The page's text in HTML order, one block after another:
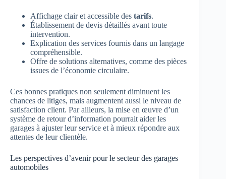
Affichage clair et accessible des tarifs.
Établissement de devis détaillés avant toute
intervention.
Explication des services fournis dans un langage
compréhensible.
Offre de solutions alternatives, comme des pièces
issues de l’économie circulaire.
Ces bonnes pratiques non seulement diminuent les
chances de litiges, mais augmentent aussi le niveau de
satisfaction client. Par ailleurs, la mise en œuvre d’un
système de retour d’information pourrait aider les
garages à ajuster leur service et à mieux répondre aux
attentes de leur clientèle.
Les perspectives d’avenir pour le secteur des garages
automobiles